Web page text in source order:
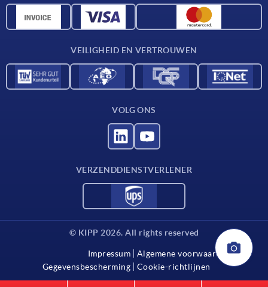
CAD-gegevens
VEILIGHEID EN VERTROUWEN
VOLG ONS
VERZENDDIENSTVERLENER
© KIPP 2026. All rights reserved
Impressum
Algemene voorwaarden
Gegevensbescherming
Cookie-richtlijnen